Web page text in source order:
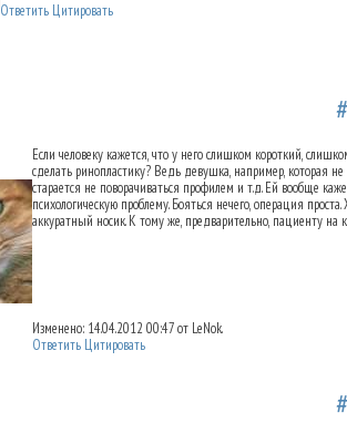
Ответить Цитировать
Если человеку кажется, что у него слишком короткий,
сделать ринопластику? Ведь девушка, например, которая
старается не поворачиваться профилем и т.д. Ей вообще
психологическую проблему. Бояться нечего, операция
аккуратный носик. К тому же, предварительно, пациенту на
Изменено: 14.04.2012 00:47 от LeNok.
Ответить Цитировать